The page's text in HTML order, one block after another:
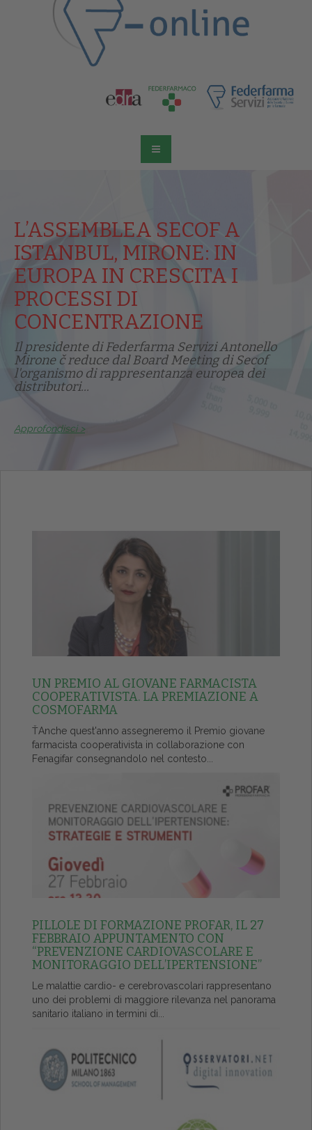
L’ASSEMBLEA SECOF A
ISTANBUL, MIRONE: IN
EUROPA IN CRESCITA I
PROCESSI DI
CONCENTRAZIONE
Il presidente di Federfarma Servizi Antonello
Mirone č reduce dal Board Meeting di Secof
l'organismo di rappresentanza europea dei
distributori...
Approfondisci >
UN PREMIO AL GIOVANE FARMACISTA
COOPERATIVISTA. LA PREMIAZIONE A
COSMOFARMA
ŤAnche quest'anno assegneremo il Premio giovane
farmacista cooperativista in collaborazione con
Fenagifar consegnandolo nel contesto...
PILLOLE DI FORMAZIONE PROFAR, IL 27
FEBBRAIO APPUNTAMENTO CON
“PREVENZIONE CARDIOVASCOLARE E
MONITORAGGIO DELL’IPERTENSIONE”
Le malattie cardio- e cerebrovascolari rappresentano
uno dei problemi di maggiore rilevanza nel panorama
sanitario italiano in termini di...